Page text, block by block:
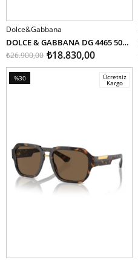
SEPETE EKLE
Dolce&Gabbana
DOLCE & GABBANA DG 4465 502/73 55
₺18.830,00
₺26.900,00
%30
Ücretsiz
Kargo